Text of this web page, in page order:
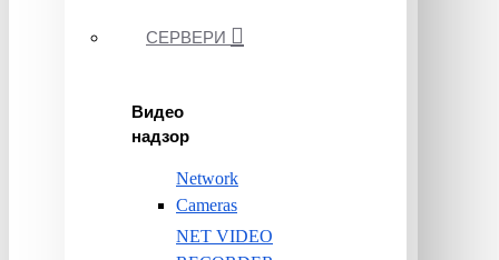
СЕРВЕРИ
Видео
надзор
Network
Cameras
NET VIDEO